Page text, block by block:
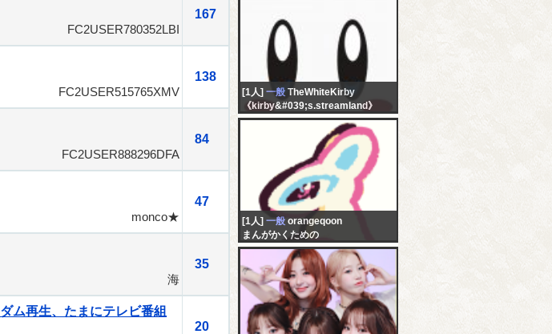
167
FC2USER780352LBI
138
FC2USER515765XMV
84
FC2USER888296DFA
47
monco★
35
海
ム再生、たまにテレビ番組
20
[1人] 一般 TheWhiteKirby
《kirby&#039;s.streamland》
[1人] 一般 orangeqoon
まんがかくための